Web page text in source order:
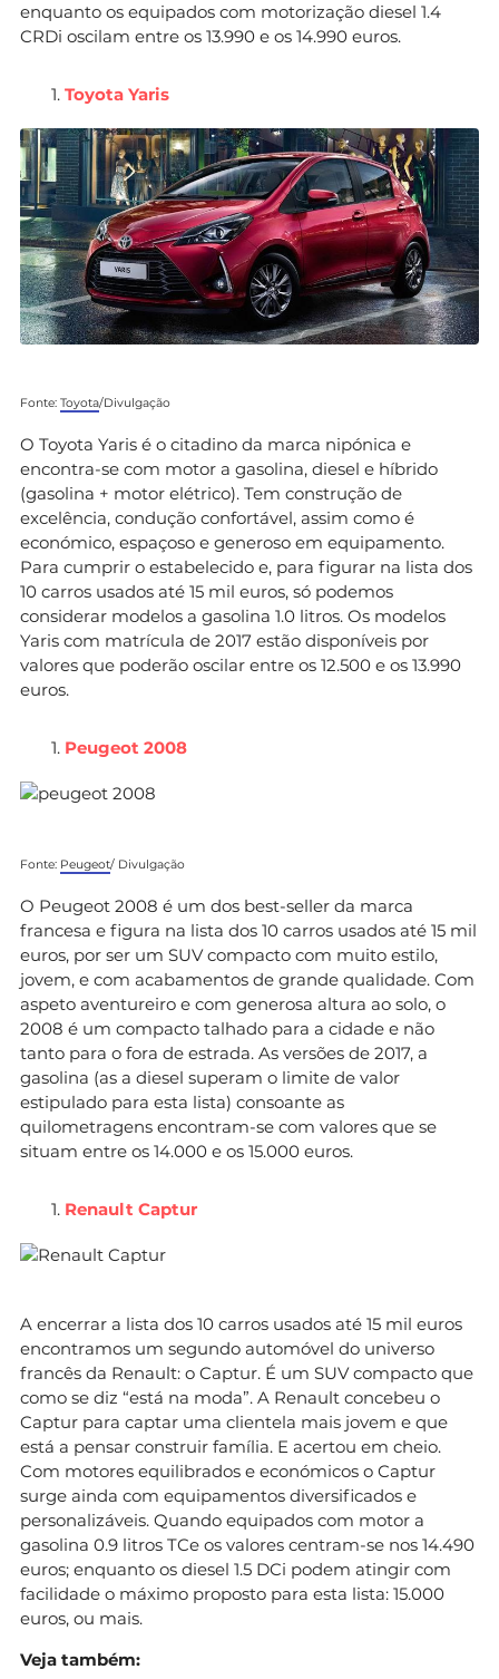
enquanto os equipados com motorização diesel 1.4
CRDi oscilam entre os 13.990 e os 14.990 euros.
Toyota Yaris
Fonte: Toyota/Divulgação
O Toyota Yaris é o citadino da marca nipónica e
encontra-se com motor a gasolina, diesel e híbrido
(gasolina + motor elétrico). Tem construção de
excelência, condução confortável, assim como é
económico, espaçoso e generoso em equipamento.
Para cumprir o estabelecido e, para figurar na lista dos
10 carros usados até 15 mil euros, só podemos
considerar modelos a gasolina 1.0 litros. Os modelos
Yaris com matrícula de 2017 estão disponíveis por
valores que poderão oscilar entre os 12.500 e os 13.990
euros.
Peugeot 2008
Fonte: Peugeot/ Divulgação
O Peugeot 2008 é um dos best-seller da marca
francesa e figura na lista dos 10 carros usados até 15 mil
euros, por ser um SUV compacto com muito estilo,
jovem, e com acabamentos de grande qualidade. Com
aspeto aventureiro e com generosa altura ao solo, o
2008 é um compacto talhado para a cidade e não
tanto para o fora de estrada. As versões de 2017, a
gasolina (as a diesel superam o limite de valor
estipulado para esta lista) consoante as
quilometragens encontram-se com valores que se
situam entre os 14.000 e os 15.000 euros.
Renault Captur
A encerrar a lista dos 10 carros usados até 15 mil euros
encontramos um segundo automóvel do universo
francês da Renault: o Captur. É um SUV compacto que
como se diz “está na moda”. A Renault concebeu o
Captur para captar uma clientela mais jovem e que
está a pensar construir família. E acertou em cheio.
Com motores equilibrados e económicos o Captur
surge ainda com equipamentos diversificados e
personalizáveis. Quando equipados com motor a
gasolina 0.9 litros TCe os valores centram-se nos 14.490
euros; enquanto os diesel 1.5 DCi podem atingir com
facilidade o máximo proposto para esta lista: 15.000
euros, ou mais.
Veja também: